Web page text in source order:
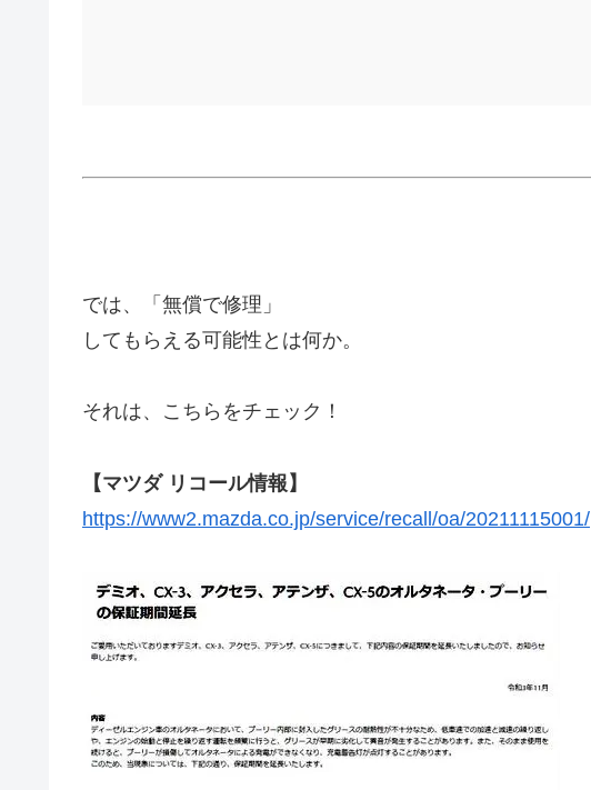
では、「無償で修理」
してもらえる可能性とは何か。
それは、こちらをチェック！
【マツダ リコール情報】
https://www2.mazda.co.jp/service/recall/oa/20211115001/